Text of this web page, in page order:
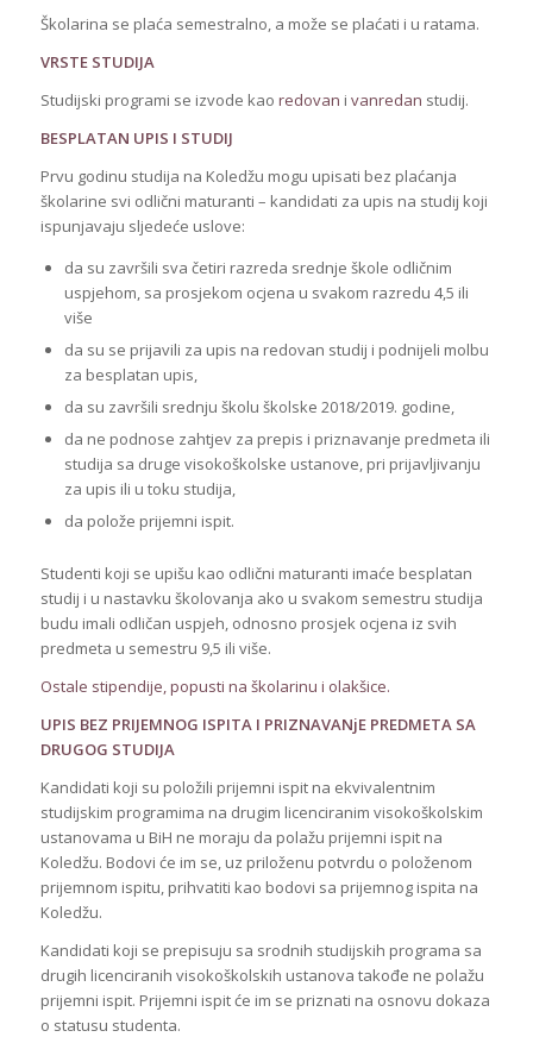
Školarina se plaća semestralno, a može se plaćati i u ratama.
VRSTE STUDIJA
Studijski programi se izvode kao redovan i vanredan studij.
BESPLATAN UPIS I STUDIJ
Prvu godinu studija na Koledžu mogu upisati bez plaćanja
školarine svi odlični maturanti – kandidati za upis na studij koji
ispunjavaju sljedeće uslove:
da su završili sva četiri razreda srednje škole odličnim
uspjehom, sa prosjekom ocjena u svakom razredu 4,5 ili
više
da su se prijavili za upis na redovan studij i podnijeli molbu
za besplatan upis,
da su završili srednju školu školske 2018/2019. godine,
da ne podnose zahtjev za prepis i priznavanje predmeta ili
studija sa druge visokoškolske ustanove, pri prijavljivanju
za upis ili u toku studija,
da polože prijemni ispit.
Studenti koji se upišu kao odlični maturanti imaće besplatan
studij i u nastavku školovanja ako u svakom semestru studija
budu imali odličan uspjeh, odnosno prosjek ocjena iz svih
predmeta u semestru 9,5 ili više.
Ostale stipendije, popusti na školarinu i olakšice.
UPIS BEZ PRIJEMNOG ISPITA I PRIZNAVANjE PREDMETA SA
DRUGOG STUDIJA
Kandidati koji su položili prijemni ispit na ekvivalentnim
studijskim programima na drugim licenciranim visokoškolskim
ustanovama u BiH ne moraju da polažu prijemni ispit na
Koledžu. Bodovi će im se, uz priloženu potvrdu o položenom
prijemnom ispitu, prihvatiti kao bodovi sa prijemnog ispita na
Koledžu.
Kandidati koji se prepisuju sa srodnih studijskih programa sa
drugih licenciranih visokoškolskih ustanova takođe ne polažu
prijemni ispit. Prijemni ispit će im se priznati na osnovu dokaza
o statusu studenta.